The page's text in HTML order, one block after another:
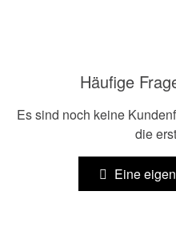
Häufige
Es sind noch keine
die
Eine